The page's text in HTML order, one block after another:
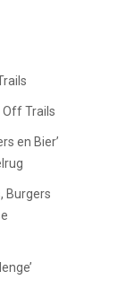
Off Trails
en Bier’
Burgers